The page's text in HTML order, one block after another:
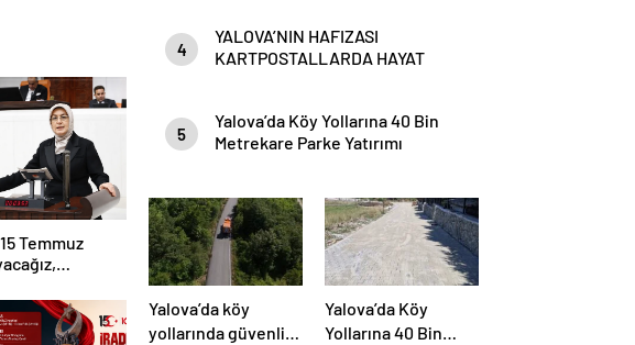
Temmuz
4
YALOVA’NIN HAFIZASI
KARTPOSTALLARDA HAYAT
5
Yalova’da Köy Yollarına 40 Bin
Metrekare Parke Yatırımı
Yalova’da köy
yollarında güvenlik
Yalova’da Köy
Yollarına 40 Bin